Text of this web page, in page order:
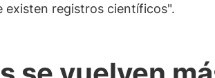
existen registros científicos".